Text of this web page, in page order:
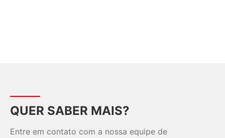
QUER SABER MAIS?
Entre em contato com a nossa equipe de